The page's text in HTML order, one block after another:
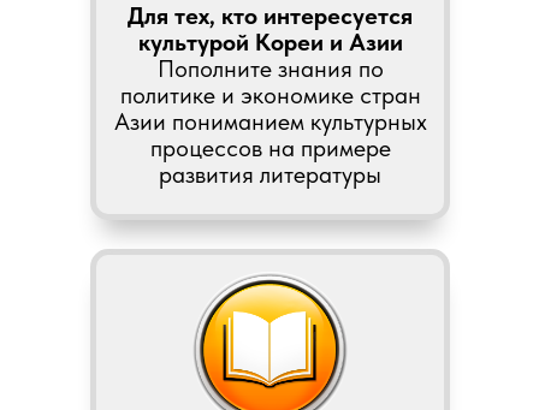
Для тех, кто интересуется
культурой Кореи и Азии
Пополните знания по
политике и экономике стран
Азии пониманием культурных
процессов на примере
развития литературы